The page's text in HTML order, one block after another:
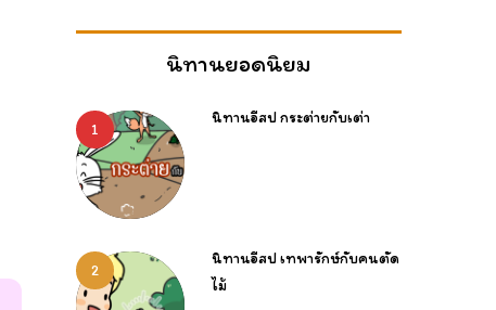
นิทานยอดนิยม
1
นิทานอีสป กระต่ายกับเต่า
2
นิทานอีสป เทพารักษ์กับคนตัด
ไม้